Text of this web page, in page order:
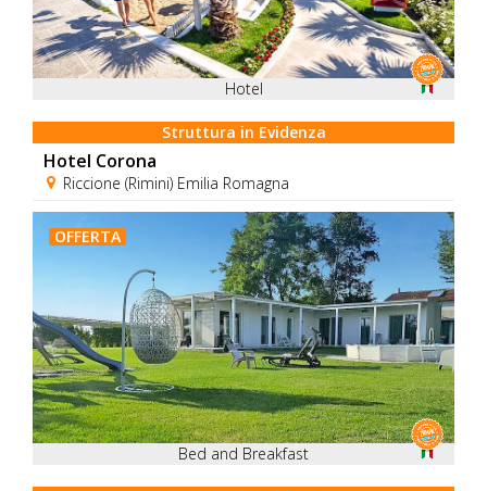
Hotel
Struttura in Evidenza
Hotel Corona
Riccione (Rimini) Emilia Romagna
OFFERTA
Bed and Breakfast